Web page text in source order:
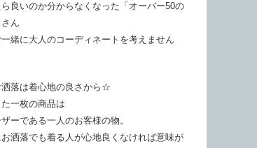
良いのか分からなくなった「オーバー50の
ん
緒に大人のコーディネートを考えません
洒落は着心地の良さから☆
一枚の商品は
ーである一人のお客様の物。
お洒落でも着る人が心地良くなければ意味が